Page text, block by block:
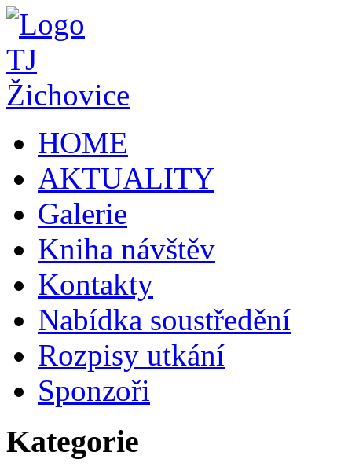
HOME
AKTUALITY
Galerie
Kniha návštěv
Kontakty
Nabídka soustředění
Rozpisy utkání
Sponzoři
Kategorie